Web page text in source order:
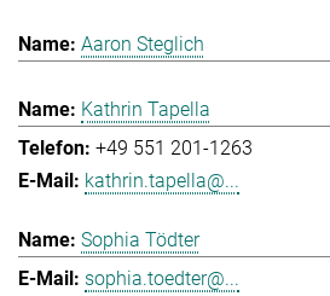
Aaron Steglich
Kathrin Tapella
+49 551 201-1263
kathrin.tapella@...
Sophia Tödter
sophia.toedter@...